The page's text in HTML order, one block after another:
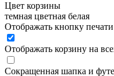
Цвет корзины
темная цветная белая
Отображать кнопку
Отображать корзину на
Сокращенная шапка и